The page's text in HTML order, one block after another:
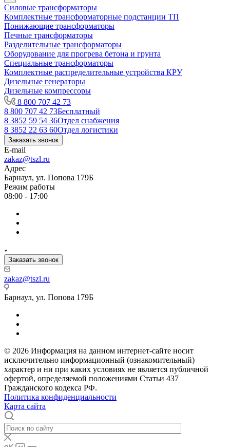
Силовые трансформаторы
Комплектные трансформаторные подстанции ТП
Понижающие трансформаторы
Печные трансформаторы
Разделительные трансформаторы
Оборудование для прогрева бетона и грунта
Специальные трансформаторы
Комплектные распределительные устройства КРУ
Дизельные генераторы
Дизельные компрессоры
8 800 707 42 73
8 800 707 42 73Бесплатный
8 3852 59 54 36Отдел снабжения
8 3852 22 63 60Отдел логистики
Заказать звонок
E-mail
zakaz@tszl.ru
Адрес
Барнаул, ул. Попова 179Б
Режим работы
08:00 - 17:00
Заказать звонок
zakaz@tszl.ru
Барнаул, ул. Попова 179Б
© 2026 Информация на данном интернет-сайте носит
исключительно информационный (ознакомительный)
характер и ни при каких условиях не является публичной
офертой, определяемой положениями Статьи 437
Гражданского кодекса РФ.
Политика конфиденциальности
Карта сайта